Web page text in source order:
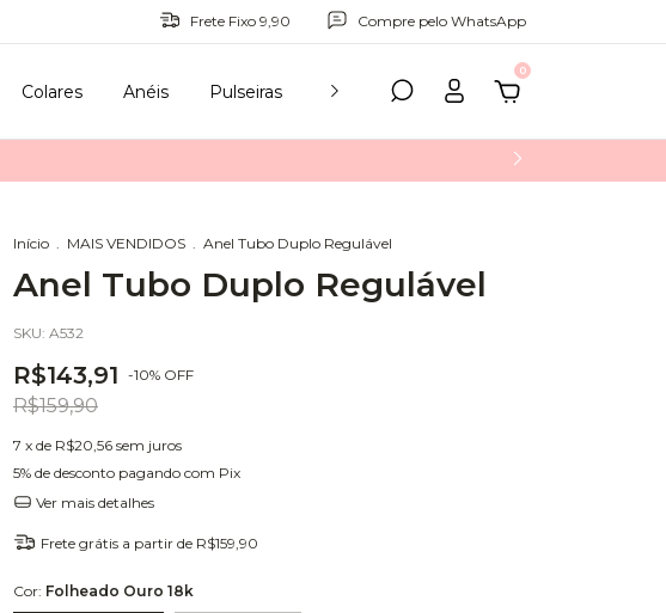
Frete Fixo 9,90 Compre pelo WhatsApp
Colares Anéis Pulseiras Tornozeleiras Acessórios
0
Início MAIS VENDIDOS Anel Tubo Duplo Regulável
Anel Tubo Duplo Regulável
SKU: A532
R$143,91 -10% OFF
R$159,90
7 x de R$20,56 sem juros
5% de desconto pagando com Pix
Ver mais detalhes
Frete grátis a partir de R$159,90
Cor: Folheado Ouro 18k